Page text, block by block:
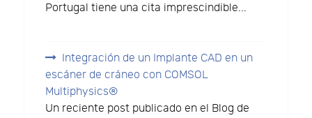
Portugal tiene una cita imprescindible...
Integración de un Implante CAD en un
escáner de cráneo con COMSOL
Multiphysics®
Un reciente post publicado en el Blog de